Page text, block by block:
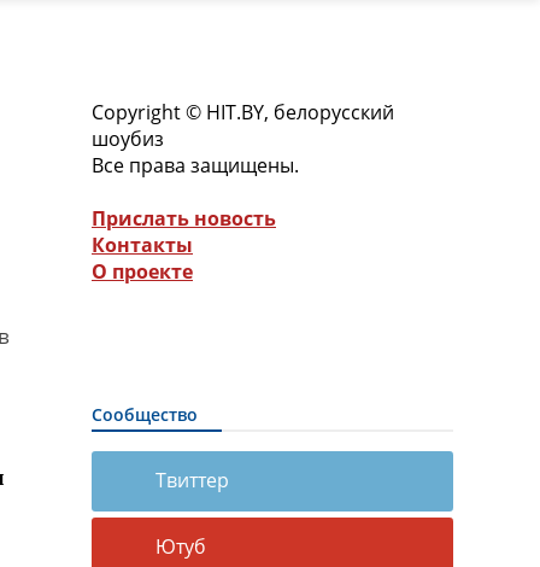
Copyright © HIT.BY, белорусский
шоубиз
Все права защищены.
Прислать новость
Контакты
О проекте
Сообщество
Твиттер
Ютуб